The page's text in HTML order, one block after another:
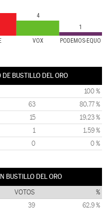
VOX PODEMOS-EQUO
4
1
DE BUSTILLO DEL ORO
100 %
63 80,77 %
15 19,23 %
1 1,59 %
0 0 %
BUSTILLO DEL ORO
VOTOS %
39 62,9 %